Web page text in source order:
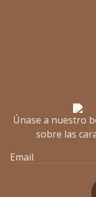
Únase a nuestro
sobre las